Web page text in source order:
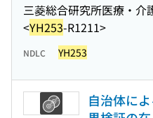
三菱総合研究所医療・介
<YH253-R1211>
NDLC YH253
自治体に